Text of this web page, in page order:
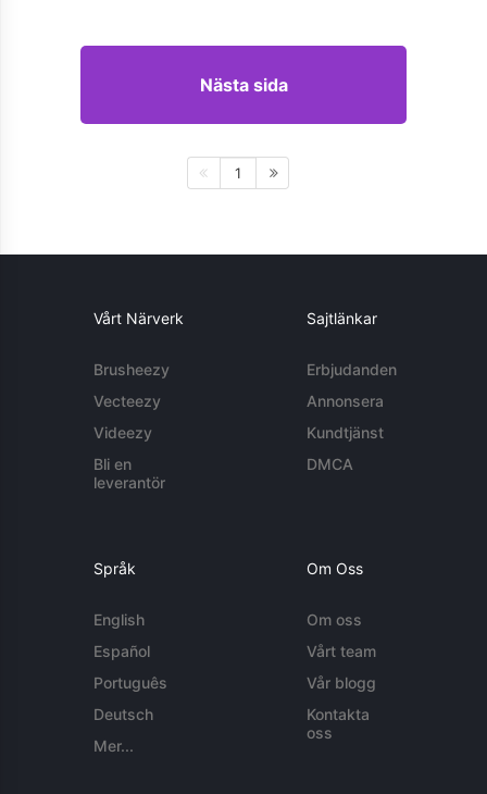
Nästa sida
1
Vårt Närverk
Brusheezy
Vecteezy
Videezy
Bli en
leverantör
Sajtlänkar
Erbjudanden
Annonsera
Kundtjänst
DMCA
Språk
English
Español
Português
Deutsch
Mer...
Om Oss
Om oss
Vårt team
Vår blogg
Kontakta
oss